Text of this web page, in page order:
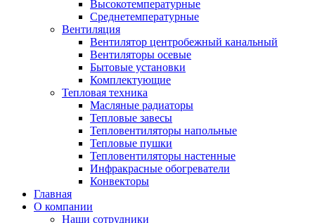
Высокотемпературные
Среднетемпературные
Вентиляция
Вентилятор центробежный канальный
Вентиляторы осевые
Бытовые установки
Комплектующие
Тепловая техника
Масляные радиаторы
Тепловые завесы
Тепловентиляторы напольные
Тепловые пушки
Тепловентиляторы настенные
Инфракрасные обогреватели
Конвекторы
Главная
О компании
Наши сотрудники